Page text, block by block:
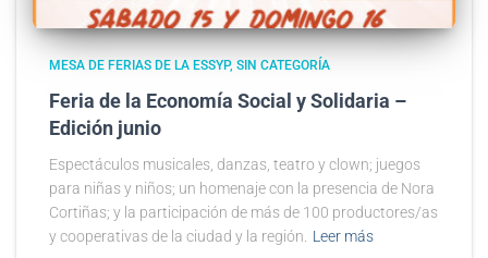
MESA DE FERIAS DE LA ESSYP SIN CATEGORÍA
Feria de la Economía Social y Solidaria –
Edición junio
Espectáculos musicales, danzas, teatro y clown; juegos
para niñas y niños; un homenaje con la presencia de Nora
Cortiñas; y la participación de más de 100 productores/as
y cooperativas de la ciudad y la región.
Leer más